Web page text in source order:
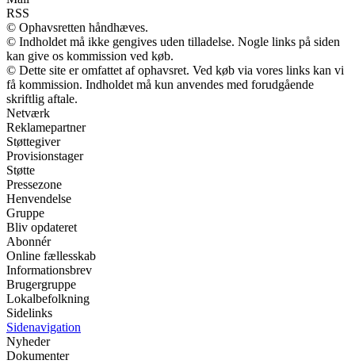
RSS
© Ophavsretten håndhæves.
© Indholdet må ikke gengives uden tilladelse. Nogle links på siden
kan give os kommission ved køb.
© Dette site er omfattet af ophavsret. Ved køb via vores links kan vi
få kommission. Indholdet må kun anvendes med forudgående
skriftlig aftale.
Netværk
Reklamepartner
Støttegiver
Provisionstager
Støtte
Pressezone
Henvendelse
Gruppe
Bliv opdateret
Abonnér
Online fællesskab
Informationsbrev
Brugergruppe
Lokalbefolkning
Sidelinks
Sidenavigation
Nyheder
Dokumenter